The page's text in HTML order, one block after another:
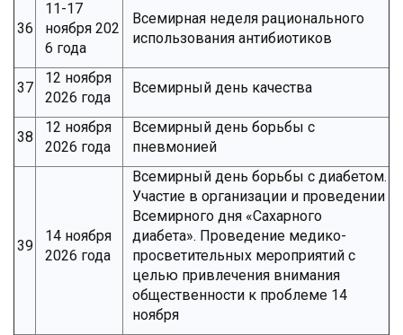
36
11-17
ноября 202
6 года
Всемирная неделя рационального
использования антибиотиков
37
12 ноября
2026 года
Всемирный день качества
38
12 ноября
2026 года
Всемирный день борьбы с
пневмонией
39
14 ноября
2026 года
Всемирный день борьбы с диабетом.
Участие в организации и проведении
Всемирного дня «Сахарного
диабета». Проведение медико-
просветительных мероприятий с
целью привлечения внимания
общественности к проблеме 14
ноября